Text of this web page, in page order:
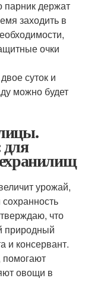
парник держат
заходить в
очки
суток и
можно будет
урожай,
что
природный
и консервант.
помогают
овощи в